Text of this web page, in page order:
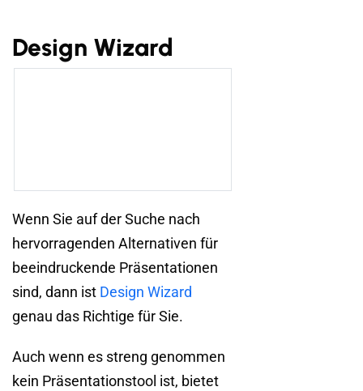
Design Wizard
Wenn Sie auf der Suche nach
hervorragenden Alternativen für
beeindruckende Präsentationen
sind, dann ist Design Wizard
genau das Richtige für Sie.
Auch wenn es streng genommen
kein Präsentationstool ist, bietet